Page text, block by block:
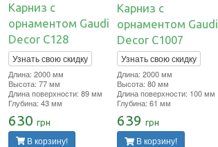
Карниз с
орнаментом Gaudi
Decor C128
Узнать свою скидку
Длина: 2000 мм
Высота: 77 мм
Длина поверхности: 89 мм
Глубина: 43 мм
630 грн
В корзину!
Карниз с
орнаментом Gaudi
Decor C1007
Узнать свою скидку
Длина: 2000 мм
Высота: 80 мм
Длина поверхности: 100 мм
Глубина: 61 мм
639 грн
В корзину!